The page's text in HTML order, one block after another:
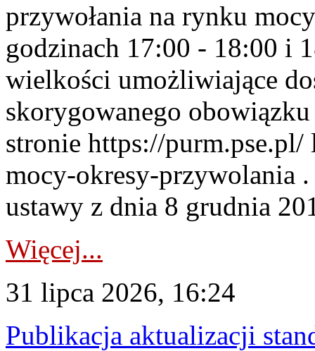
przywołania na rynku
godzinach 17:00 - 18:00 i
wielkości umożliwiające
skorygowanego
stronie https://
mocy-okresy-przywolania
ustawy z dnia 8 grudnia
Więcej...
31 lipca 2026, 16:24
Publikacja aktualizacji